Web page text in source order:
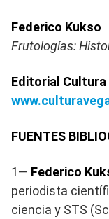
Federico Kukso
Frutologías:
Editorial Cultura
FUENTES
1— Federico
periodista
ciencia y STS